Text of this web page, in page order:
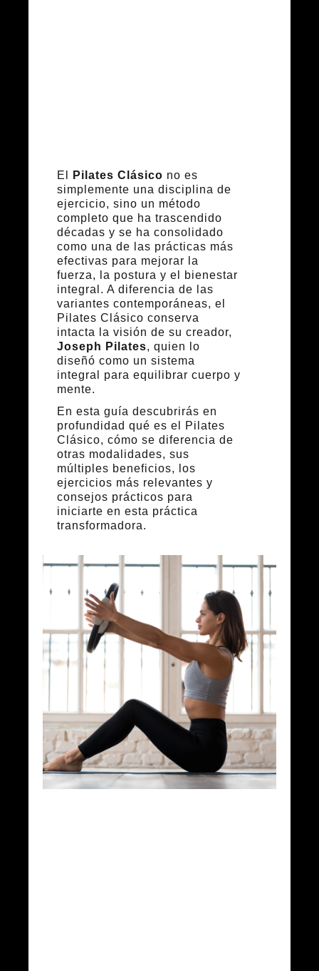
El Pilates Clásico no es
simplemente una disciplina de
ejercicio, sino un método
completo que ha trascendido
décadas y se ha consolidado
como una de las prácticas más
efectivas para mejorar la
fuerza, la postura y el bienestar
integral. A diferencia de las
variantes contemporáneas, el
Pilates Clásico conserva
intacta la visión de su creador,
Joseph Pilates, quien lo
diseñó como un sistema
integral para equilibrar cuerpo y
mente.
En esta guía descubrirás en
profundidad qué es el Pilates
Clásico, cómo se diferencia de
otras modalidades, sus
múltiples beneficios, los
ejercicios más relevantes y
consejos prácticos para
iniciarte en esta práctica
transformadora.